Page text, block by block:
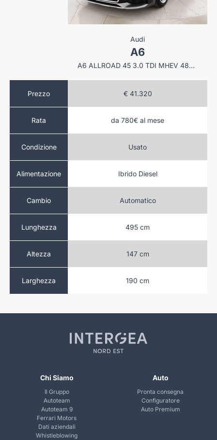
Prezzo
Rata
Condizione
Alimentazione
Cambio
Lunghezza
Altezza
Larghezza
Audi
A6
A6 ALLROAD 45 3.0 TDI MHEV 48V QUATTRO 245CV S-TRONIC
€ 41.320
da 780€ al mese
Usato
Ibrido Diesel
Automatico
495 cm
147 cm
190 cm
Chi Siamo
Il Gruppo
Autoteam
Autoteam 9
Ferrari Motors
Dati aziendali
Whistleblowing
Auto
Pronta consegna
Configuratore
Auto Premium